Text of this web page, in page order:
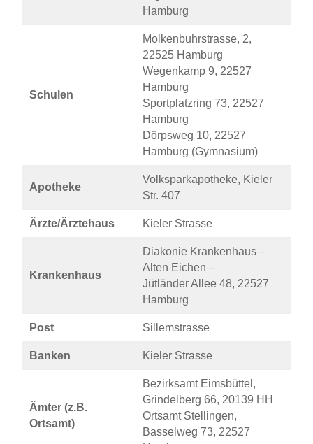
Hamburg
Schulen
Molkenbuhrstrasse, 2,
22525 Hamburg
Wegenkamp 9, 22527
Hamburg
Sportplatzring 73, 22527
Hamburg
Dörpsweg 10, 22527
Hamburg (Gymnasium)
Apotheke
Volksparkapotheke, Kieler
Str. 407
Ärzte/Ärztehaus Kieler Strasse
Krankenhaus
Diakonie Krankenhaus –
Alten Eichen –
Jütländer Allee 48, 22527
Hamburg
Post Sillemstrasse
Banken Kieler Strasse
Ämter (z.B.
Ortsamt)
Bezirksamt Eimsbüttel,
Grindelberg 66, 20139 HH
Ortsamt Stellingen,
Basselweg 73, 22527